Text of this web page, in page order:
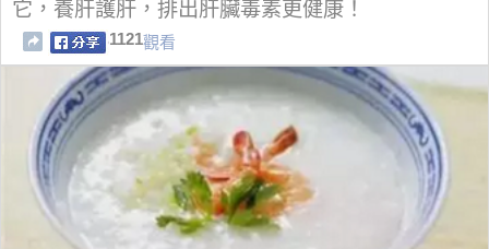
它，養肝護肝，排出肝臟毒素更健康！
1121觀看